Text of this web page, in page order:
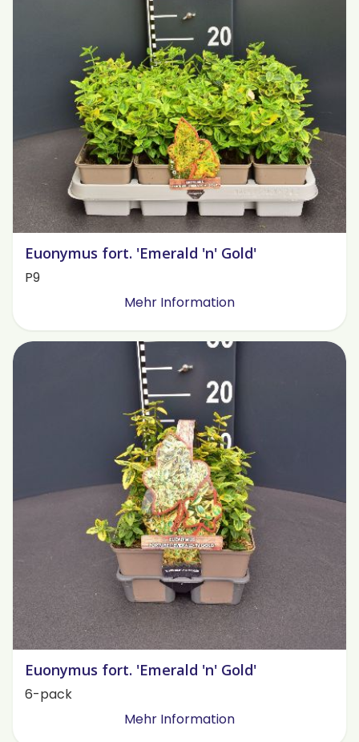
Euonymus fort. 'Emerald 'n' Gold'
P9
Mehr Information
Euonymus fort. 'Emerald 'n' Gold'
6-pack
Mehr Information